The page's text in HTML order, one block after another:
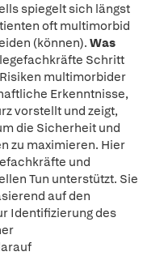
spiegelt sich längst
oft multimorbid
(können). Was
Schritt
multimorbider
Erkenntnisse,
vorstellt und zeigt,
die Sicherheit und
zu maximieren. Hier
und
Tun unterstützt. Sie
auf den
Identifizierung des